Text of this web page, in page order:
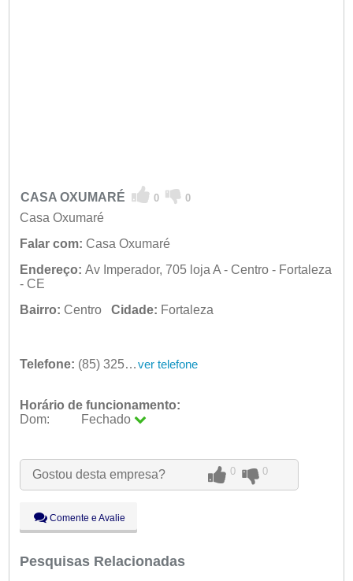
CASA OXUMARÉ 0 0
Casa Oxumaré
Falar com: Casa Oxumaré
Endereço: Av Imperador, 705 loja A - Centro - Fortaleza
- CE
Bairro: Centro Cidade: Fortaleza
Telefone: (85) 3254-5975 ver telefone
Horário de funcionamento:
Dom:
Fechado
Qua:
09:00 - 18:00
Qui:
09:00 - 18:00
Sáb:
Dom:
Fechado
Gostou desta empresa? 0 0
Comente e Avalie
Pesquisas Relacionadas